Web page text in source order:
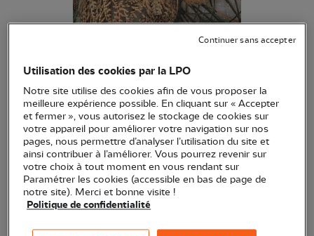
L'Oiseau Mag n° 18
(Ref. RV0001
3,05 € EXCLU WEB
L'Oiseau Magazine n° 18 - 1er trimestre 1990Voir plus
Quantité
Utilisation des cookies par la LPO
Notre site utilise des cookies afin de vous proposer la
meilleure expérience possible. En cliquant sur « Accepter
et fermer », vous autorisez le stockage de cookies sur
votre appareil pour améliorer votre navigation sur nos
pages, nous permettre d’analyser l’utilisation du site et
ainsi contribuer à l’améliorer. Vous pourrez revenir sur
votre choix à tout moment en vous rendant sur
Paramétrer les cookies (accessible en bas de page de
notre site). Merci et bonne visite !
Politique de confidentialité
Continuer sans accepter